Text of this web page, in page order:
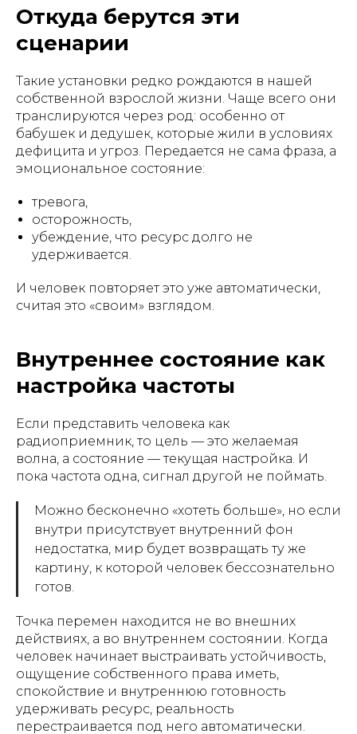
Откуда берутся эти
сценарии
Такие установки редко рождаются в нашей
собственной взрослой жизни. Чаще всего они
транслируются через род: особенно от
бабушек и дедушек, которые жили в условиях
дефицита и угроз. Передается не сама фраза, а
эмоциональное состояние:
тревога,
осторожность,
убеждение, что ресурс долго не
удерживается.
И человек повторяет это уже автоматически,
считая это «своим» взглядом.
Внутреннее состояние как
настройка частоты
Если представить человека как
радиоприемник, то цель — это желаемая
волна, а состояние — текущая настройка. И
пока частота одна, сигнал другой не поймать.
Можно бесконечно «хотеть больше», но если
внутри присутствует внутренний фон
недостатка, мир будет возвращать ту же
картину, к которой человек бессознательно
готов.
Точка перемен находится не во внешних
действиях, а во внутреннем состоянии. Когда
человек начинает выстраивать устойчивость,
ощущение собственного права иметь,
спокойствие и внутреннюю готовность
удерживать ресурс, реальность
перестраивается под него автоматически.